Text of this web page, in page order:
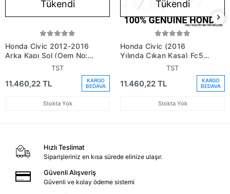
Tükendi
Honda Civic 2012-2016
Arka Kapı Sol (Oem No:
67550Tt0X3Zz)
TST
11.460,22 TL
KARGO
BEDAVA
Stokta Yok
Tükendi
Honda Civic (2016
Yılında Çıkan Kasa) Fc5
Arka Kapı Sol (Oem No:
TST
11.460,22 TL
KARGO
BEDAVA
Stokta Yok
Hızlı Teslimat
Siparişleriniz en kısa sürede elinize ulaşır.
Güvenli Alışveriş
Güvenli ve kolay ödeme sistemi